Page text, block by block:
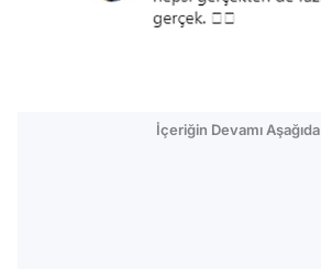
İçeriğin Devamı Aşağıda